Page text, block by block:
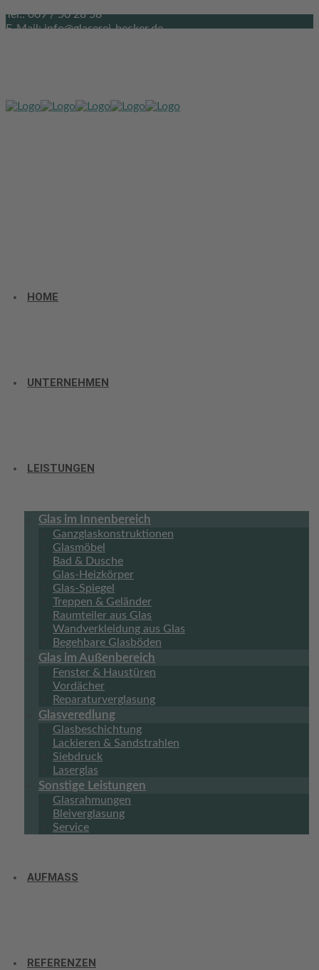
Tel.: 069 / 50 28 58
E-Mail: info@glaserei-becker.de
HOME
UNTERNEHMEN
LEISTUNGEN
Glas im Innenbereich
Ganzglaskonstruktionen
Glasmöbel
Bad & Dusche
Glas-Heizkörper
Glas-Spiegel
Treppen & Geländer
Raumteiler aus Glas
Wandverkleidung aus Glas
Begehbare Glasböden
Glas im Außenbereich
Fenster & Haustüren
Vordächer
Reparaturverglasung
Glasveredlung
Glasbeschichtung
Lackieren & Sandstrahlen
Siebdruck
Laserglas
Sonstige Leistungen
Glasrahmungen
Bleiverglasung
Service
AUFMASS
REFERENZEN